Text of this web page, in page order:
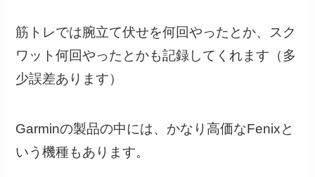
筋トレでは腕立て伏せを何回やったとか、スク
ワット何回やったとかも記録してくれます（多
少誤差あります）
Garminの製品の中には、かなり高価なFenixと
いう機種もあります。